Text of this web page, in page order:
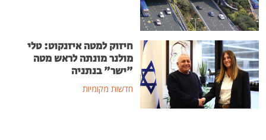
חיזוק למטה איזנקוט: טלי
מולנר מונתה לראש מטה
"ישר" בנתניה
חדשות מקומיות